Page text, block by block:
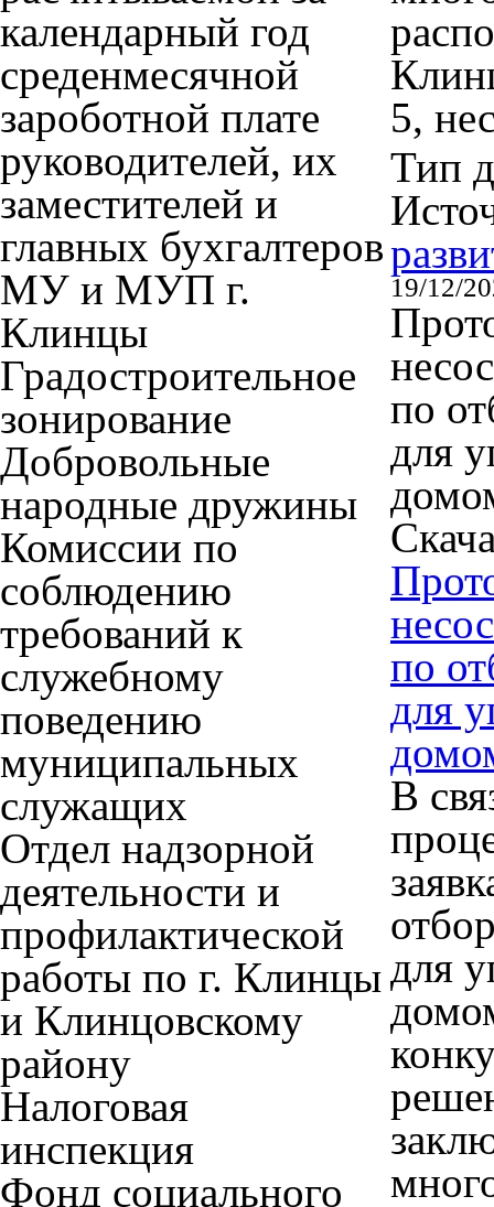
календарный год
среденмесячной
зароботной плате
руководителей, их
заместителей и
главных бухгалтеров
МУ и МУП г.
Клинцы
Градостроительное
зонирование
Добровольные
народные дружины
Комиссии по
соблюдению
требований к
служебному
поведению
муниципальных
служащих
Отдел надзорной
деятельности и
профилактической
работы по г. Клинцы
и Клинцовскому
району
Налоговая
инспекция
Фонд социального
5,
Тип
19/12/
по
для
по
для
В
для